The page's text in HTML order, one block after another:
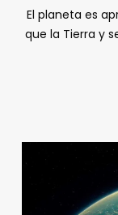
El planeta es
que la Tierra y